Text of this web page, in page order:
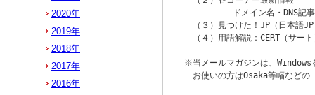
- ドメイン名・DNS記事
（３）見つけた！JP（日本語JP
（４）用語解説：CERT（サー
※当メールマガジンは、
お使いの方はOsaka等幅などの
2020年
2019年
2018年
2017年
2016年